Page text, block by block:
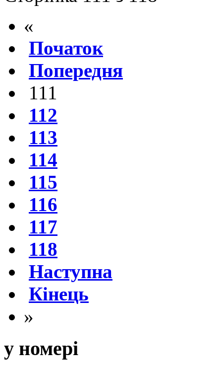
«
Початок
Попередня
111
112
113
114
115
116
117
118
Наступна
Кінець
»
у номері